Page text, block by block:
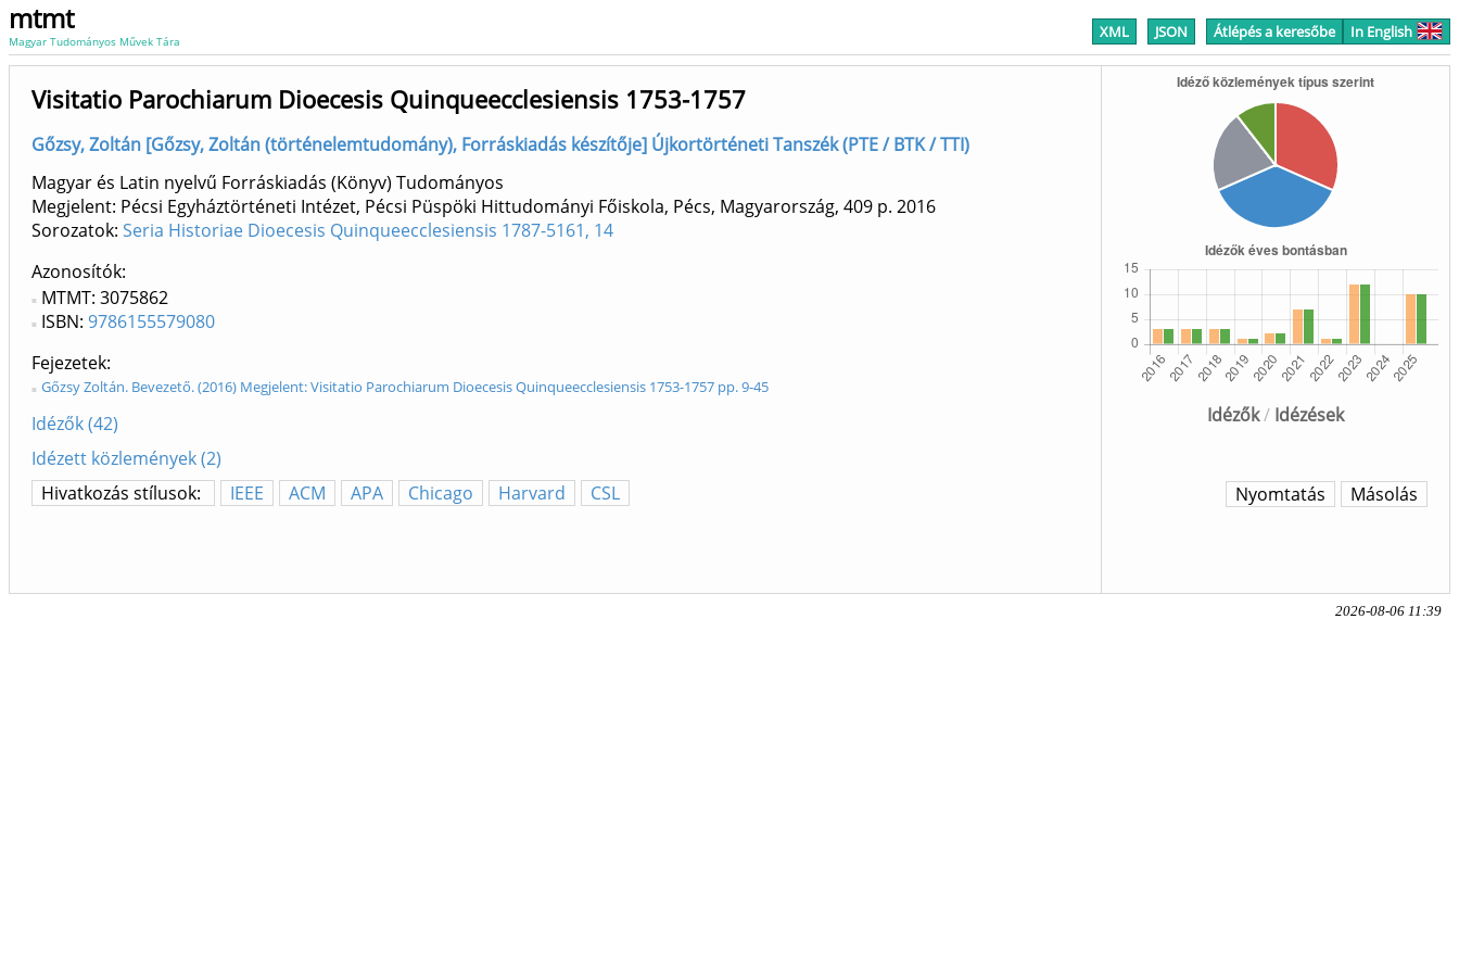
mtmt
Magyar Tudományos Művek Tára XML JSON Átlépés a keresőbe In English
Idézők/ Idézések
Visitatio Parochiarum Dioecesis Quinqueecclesiensis 1753-1757
Gőzsy, Zoltán [Gőzsy, Zoltán (történelemtudomány), Forráskiadás készítője] Újkortörténeti Tanszék (PTE / BTK / TTI)
Magyar és Latin nyelvű Forráskiadás (Könyv) Tudományos
Megjelent: Pécsi Egyháztörténeti Intézet, Pécsi Püspöki Hittudományi Főiskola, Pécs, Magyarország, 409 p. 2016
Sorozatok: Seria Historiae Dioecesis Quinqueecclesiensis 1787-5161, 14
Azonosítók
MTMT: 3075862
ISBN: 9786155579080
Fejezetek
Gőzsy Zoltán. Bevezető. (2016) Megjelent: Visitatio Parochiarum Dioecesis Quinqueecclesiensis 1753-1757 pp. 9-45
Idézők (42)
Idézett közlemények (2)
Hivatkozás stílusok:
IEEE ACM APA Chicago Harvard CSL Másolás
Nyomtatás
2026-08-06 11:39